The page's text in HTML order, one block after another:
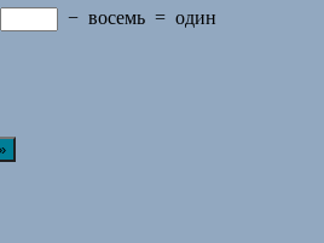
− восемь = один